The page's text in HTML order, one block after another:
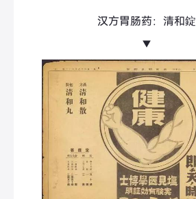
汉方胃肠药：清和錠
▼